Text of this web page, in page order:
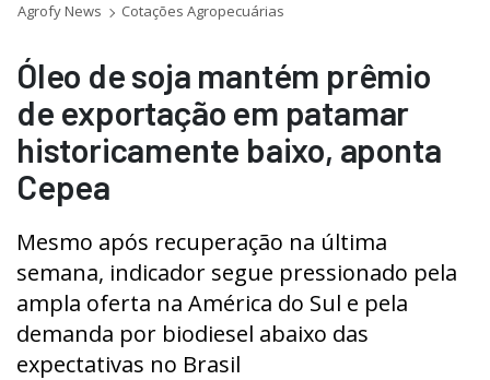
Agrofy News Cotações Agropecuárias
Óleo de soja mantém prêmio
de exportação em patamar
historicamente baixo, aponta
Cepea
Mesmo após recuperação na última
semana, indicador segue pressionado pela
ampla oferta na América do Sul e pela
demanda por biodiesel abaixo das
expectativas no Brasil